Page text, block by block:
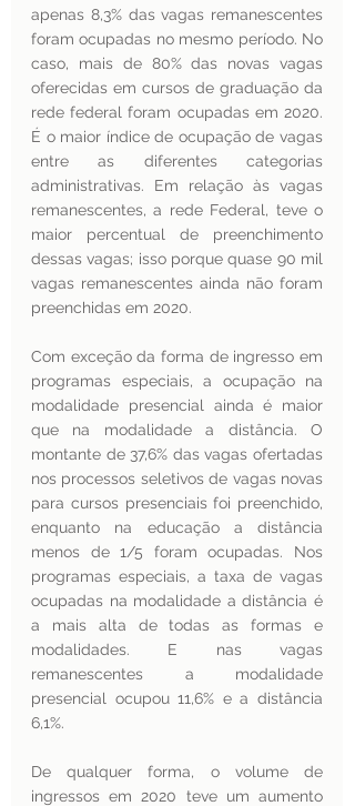
apenas 8,3% das vagas remanescentes
foram ocupadas no mesmo período. No
caso, mais de 80% das novas vagas
oferecidas em cursos de graduação da
rede federal foram ocupadas em 2020.
É o maior índice de ocupação de vagas
entre as diferentes categorias
administrativas. Em relação às vagas
remanescentes, a rede Federal, teve o
maior percentual de preenchimento
dessas vagas; isso porque quase 90 mil
vagas remanescentes ainda não foram
preenchidas em 2020.
Com exceção da forma de ingresso em
programas especiais, a ocupação na
modalidade presencial ainda é maior
que na modalidade a distância. O
montante de 37,6% das vagas ofertadas
nos processos seletivos de vagas novas
para cursos presenciais foi preenchido,
enquanto na educação a distância
menos de 1/5 foram ocupadas. Nos
programas especiais, a taxa de vagas
ocupadas na modalidade a distância é
a mais alta de todas as formas e
modalidades. E nas vagas
remanescentes a modalidade
presencial ocupou 11,6% e a distância
6,1%.
De qualquer forma, o volume de
ingressos em 2020 teve um aumento